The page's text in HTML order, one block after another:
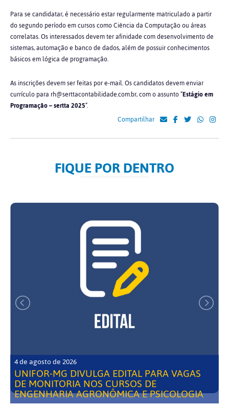
Para se candidatar, é necessário estar regularmente matriculado a partir
do segundo período em cursos como Ciência da Computação ou áreas
correlatas. Os interessados devem ter afinidade com desenvolvimento de
sistemas, automação e banco de dados, além de possuir conhecimentos
básicos em lógica de programação.
As inscrições devem ser feitas por e-mail. Os candidatos devem enviar
currículo para rh@serttacontabilidade.com.br, com o assunto “Estágio em
Programação – sertta 2025”.
Compartilhar
FIQUE POR DENTRO
4 de agosto de 2026
UNIFOR-MG DIVULGA EDITAL PARA VAGAS
DE MONITORIA NOS CURSOS DE
ENGENHARIA AGRONÔMICA E PSICOLOGIA